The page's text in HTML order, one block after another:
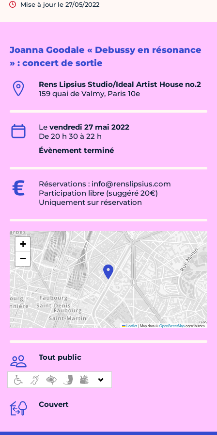
Joanna Goodale « Debussy en résonance
» : concert de sortie
Rens Lipsius Studio/Ideal Artist House no.2
159 quai de Valmy, Paris 10e
Le vendredi 27 mai 2022
De 20 h 30 à 22 h
Évènement terminé
Réservations : info@renslipsius.com
Participation libre (suggéré 20€)
Uniquement sur réservation
+
−
Leaflet|Map data ©OpenStreetMapcontributors
Tout public
Couvert
Mise à jour le 27/05/2022